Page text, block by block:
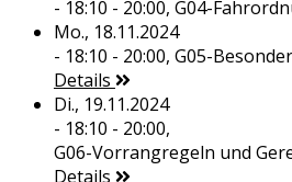
- 18:10 - 20:00, G04-
Mo., 18.11.2024
- 18:10 - 20:00, G05-
Details
Di., 19.11.2024
- 18:10 - 20:00,
G06-Vorrangregeln und
Details